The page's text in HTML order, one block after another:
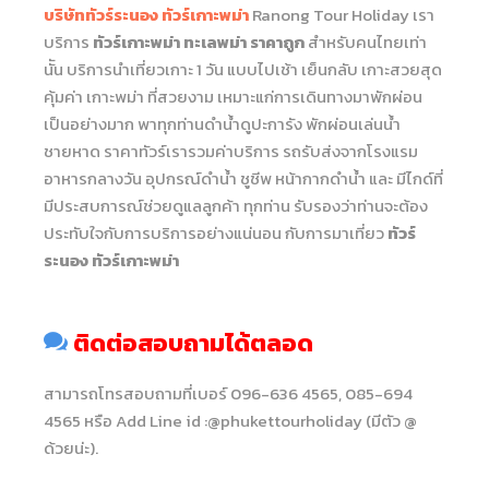
บริษัททัวร์ระนอง ทัวร์เกาะพม่าRanong Tour Holiday เรา
บริการ ทัวร์เกาะพม่า ทะเลพม่า ราคาถูกสำหรับคนไทยเท่า
นััน บริการนำเที่ยวเกาะ 1 วัน แบบไปเช้า เย็นกลับ เกาะสวยสุด
คุ้มค่า เกาะพม่า ที่สวยงาม เหมาะแก่การเดินทางมาพักผ่อน
เป็นอย่างมาก พาทุกท่านดำน้ำดูปะการัง พักผ่อนเล่นน้ำ
ชายหาด ราคาทัวร์เรารวมค่าบริการ รถรับส่งจากโรงแรม
อาหารกลางวัน อุปกรณ์ดำน้ำ ชูชีพ หน้ากากดำน้ำ และ มีไกด์ที่
มีประสบการณ์ช่วยดูแลลูกค้า ทุกท่าน รับรองว่าท่านจะต้อง
ประทับใจกับการบริการอย่างแน่นอน กับการมาเที่ยวทัวร์
ระนอง ทัวร์เกาะพม่า
ติดต่อสอบถามได้ตลอด
สามารถโทรสอบถามที่เบอร์ 096-636 4565, 085-694
4565 หรือ Add Line id :@phukettourholiday (มีตัว @
ด้วยน่ะ).